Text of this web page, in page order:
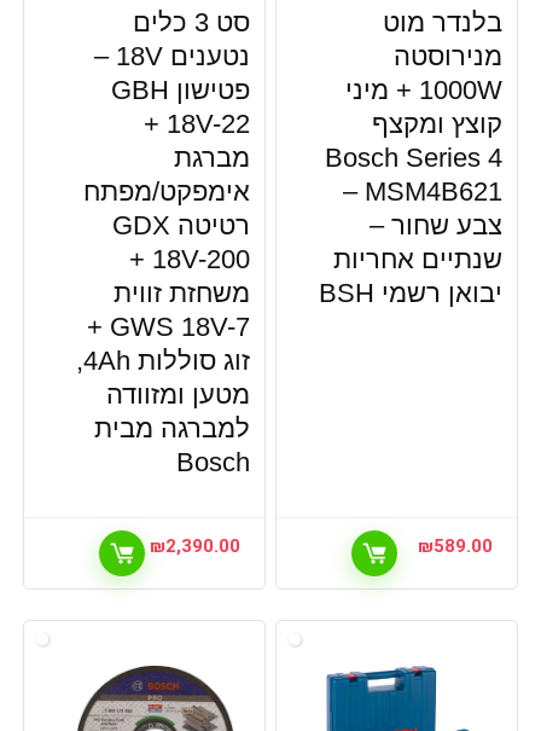
בלנדר מוט
מנירוסטה
1000W + מיני
קוצץ ומקצף
Bosch Series 4
MSM4B621 –
צבע שחור –
שנתיים אחריות
יבואן רשמי BSH
₪589.00
סט 3 כלים
נטענים 18V –
פטישון GBH
18V-22 +
מברגת
אימפקט/מפתח
רטיטה GDX
18V-200 +
משחזת זווית
GWS 18V-7 +
זוג סוללות 4Ah,
מטען ומזוודה
למברגה מבית
Bosch
₪2,390.00